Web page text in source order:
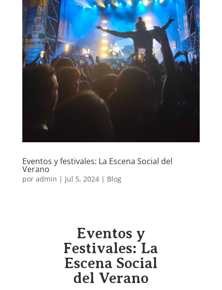
Eventos y festivales: La Escena Social del
Verano
por admin | Jul 5, 2024| Blog
Eventos y
Festivales: La
Escena Social
del Verano